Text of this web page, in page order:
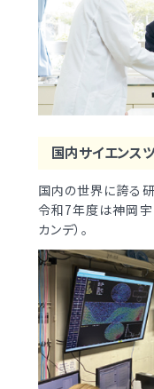
国内サイエンス
国内の世界に誇る
令和7年度は神岡宇
カンデ）。